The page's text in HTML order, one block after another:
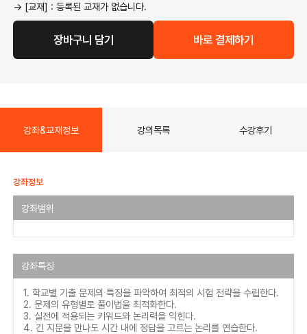
→ [교재] : 등록된 교재가 없습니다.
장바구니 담기 바로 결제하기
강좌&교재정보 강의목록 수강후기
강좌정보
강좌범위
강좌특징
1. 학교별 기출 문제의 특징을 파악하여 최적의 시험 전략을 수립한다.
2. 문제의 유형별로 풀이법을 최적화한다.
3. 실전에 적용되는 키워드와 논리력을 익힌다.
4. 긴 지문을 만나도 시간 내에 정답을 고르는 논리를 연습한다.